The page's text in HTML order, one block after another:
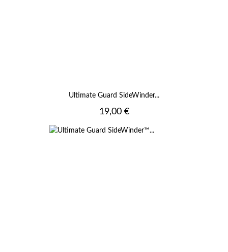
Ultimate Guard SideWinder...
Prix
19,00 €